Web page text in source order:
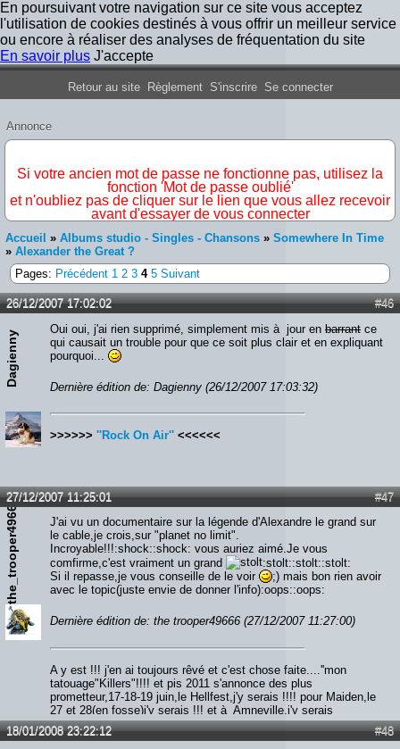
En poursuivant votre navigation sur ce site vous acceptez
l'utilisation de cookies destinés à vous offrir un meilleur service
ou encore à réaliser des analyses de fréquentation du site
En savoir plus J'accepte
Forum Iron Maiden France
Retour au site Règlement S'inscrire Se connecter
Annonce
Si votre ancien mot de passe ne fonctionne pas, utilisez la
fonction 'Mot de passe oublié'
et n'oubliez pas de cliquer sur le lien que vous allez recevoir
avant d'essayer de vous connecter
Accueil » Albums studio - Singles - Chansons » Somewhere In Time
» Alexander the Great ?
Pages: Précédent 1 2 3 4 5 Suivant
#46
26/12/2007 17:02:02
Dagienny
Oui oui, j'ai rien supprimé, simplement mis à jour en barrant ce
qui causait un trouble pour que ce soit plus clair et en expliquant
pourquoi...
Dernière édition de: Dagienny (26/12/2007 17:03:32)
>>>>>> ''Rock On Air'' <<<<<<
#47
27/12/2007 11:25:01
the_trooper49666
J'ai vu un documentaire sur la légende d'Alexandre le grand sur
le cable,je crois,sur "planet no limit".
Incroyable!!!:shock::shock: vous auriez aimé.Je vous
comfirme,c'est vraiment un grand
:stolt::stolt::stolt:
Si il repasse,je vous conseille de le voir
;) mais bon rien avoir
avec le topic(juste envie de donner l'info):oops::oops:
Dernière édition de: the trooper49666 (27/12/2007 11:27:00)
A y est !!! j'en ai toujours rêvé et c'est chose faite....''mon
tatouage"Killers"!!!! et pis 2011 s'annonce des plus
prometteur,17-18-19 juin,le Hellfest,j'y serais !!!! pour Maiden,le
27 et 28(en fosse)j'y serais !!! et à Amneville,j'y serais
également !!!!! alors qui m'aime me suive...Screammmmm
Forrrrr Meeeee!!!!!!
#48
18/01/2008 23:22:12